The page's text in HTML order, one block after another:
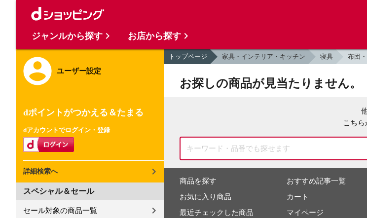
ユーザー設定
dポイントがつかえる＆たまる
dアカウントでログイン・登録
詳細検索へ
スペシャル＆セール
セール対象の商品一覧
トップページ 家具・インテリア・キッチン 寝具 布団
お探しの商品が見当たりません。
こちら
商品を探す
お気に入り商品
最近チェックした商品
おすすめ記事一覧
カート
マイページ
ジャンルから探す お店から探す